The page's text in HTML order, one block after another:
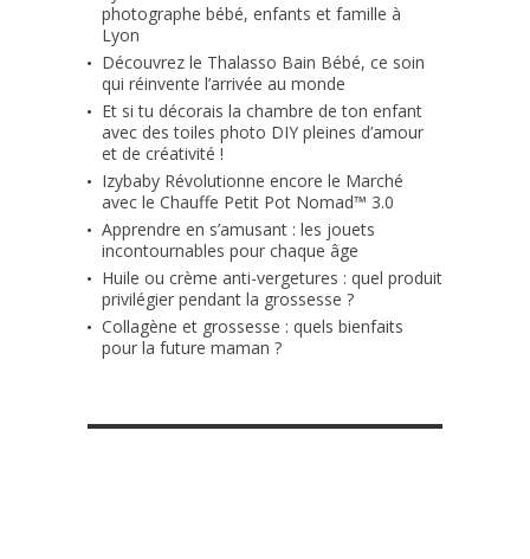
photographe bébé, enfants et famille à
Lyon
Découvrez le Thalasso Bain Bébé, ce soin
qui réinvente l’arrivée au monde
Et si tu décorais la chambre de ton enfant
avec des toiles photo DIY pleines d’amour
et de créativité !
Izybaby Révolutionne encore le Marché
avec le Chauffe Petit Pot Nomad™ 3.0
Apprendre en s’amusant : les jouets
incontournables pour chaque âge
Huile ou crème anti-vergetures : quel produit
privilégier pendant la grossesse ?
Collagène et grossesse : quels bienfaits
pour la future maman ?